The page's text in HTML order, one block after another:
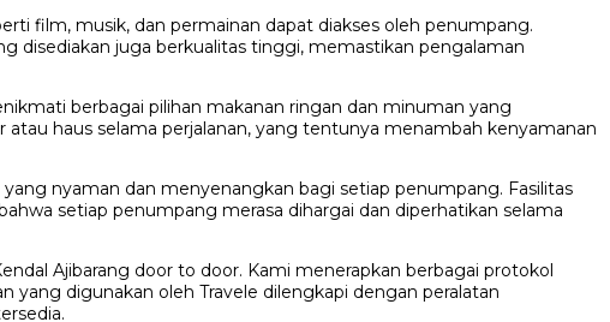
film, musik, dan permainan dapat diakses oleh penumpang.
disediakan juga berkualitas tinggi, memastikan pengalaman
berbagai pilihan makanan ringan dan minuman yang
haus selama perjalanan, yang tentunya menambah kenyamanan
nyaman dan menyenangkan bagi setiap penumpang. Fasilitas
setiap penumpang merasa dihargai dan diperhatikan selama
Ajibarang door to door. Kami menerapkan berbagai protokol
digunakan oleh Travele dilengkapi dengan peralatan